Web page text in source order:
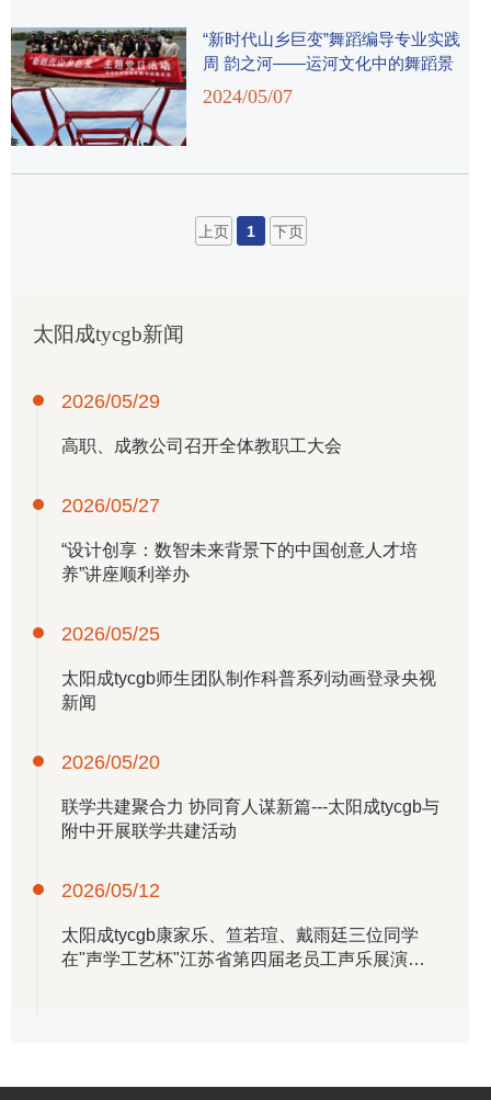
“新时代山乡巨变”舞蹈编导专业实践
周 韵之河——运河文化中的舞蹈景
象
2024/05/07
上页 1 下页
太阳成tycgb新闻
2026/05/29
高职、成教公司召开全体教职工大会
2026/05/27
“设计创享：数智未来背景下的中国创意人才培
养”讲座顺利举办
2026/05/25
​太阳成tycgb师生团队制作科普系列动画登录央视
新闻
2026/05/20
联学共建聚合力 协同育人谋新篇---​太阳成tycgb与
附中开展联学共建活动
2026/05/12
​太阳成tycgb康家乐、笪若瑄、戴雨廷三位同学
在"声学工艺杯"江苏省第四届老员工声乐展演中